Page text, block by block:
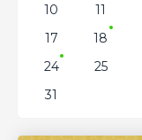
10
11
17
18
24
25
31